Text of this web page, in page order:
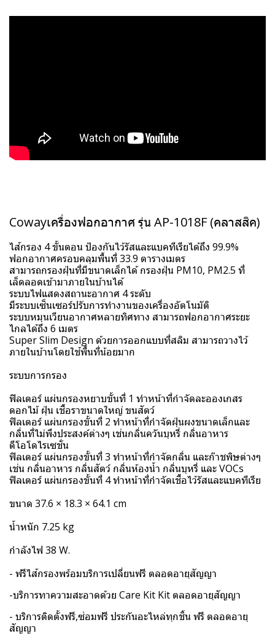
Cowayเครื่องฟอกอากาศ รุ่น AP-1018F (คลาสสิค)
ไส้กรอง 4 ขั้นตอน ป้องกันไว้รัสและแบคทีเรียได้ถึง 99.9%
ฟอกอากาศครอบคลุมพื้นที่ 33.9 ตารางเมตร
สามารถกรองฝุ่นที่มีขนาดเล็กได้ กรองฝุ่น PM10, PM2.5 ที่
เล็ดลอดเข้ามาภายในบ้านได้
ระบบไฟแสดงสถานะอากาศ 4 ระดับ
มีระบบเซ็นเซอร์ปรับการทำงานของเครื่องอัตโนมัติ
ระบบหมุนเวียนอากาศหลายทิศทาง สามารถฟอกอากาศระยะ
ไกลได้ถึง 6 เมตร
Super Slim Design ด้วยการออกแบบที่สลิม สามารถวางไว้
ภายในบ้านโดยใช้พื้นที่น้อยมาก
ระบบการกรอง
ฟิลเตอร์ แผ่นกรองหยาบขั้นที่ 1 ทำหน้าที่กำจัดละอองเกสร
ดอกไม้ ฝุ่น เชื้อราขนาดใหญ่ ขนสัตว์
ฟิลเตอร์ แผ่นกรองขั้นที่ 2 ทำหน้าที่กำจัดฝุ่นผงขนาดเล็กและ
กลิ่นที่ไม่พึงประสงค์ต่างๆ เช่นกลิ่นควันบุหรี่ กลิ่นอาหาร
ดีโอโดไรเซชั่น
ฟิลเตอร์ แผ่นกรองขั้นที่ 3 ทำหน้าที่กำจัดกลิ่น และก๊าชพิษต่างๆ
เช่น กลิ่นอาหาร กลิ่นสัตว์ กลิ่นห้องน้ำ กลิ่นบุหรี่ และ VOCs
ฟิลเตอร์ แผ่นกรองขั้นที่ 4 ทำหน้าที่กำจัดเชื้อไว้รัสและแบคทีเรีย
ขนาด 37.6 × 18.3 × 64.1 cm
น้ำหนัก 7.25 kg
กำลังไฟ 38 W.
- ฟรีไส้กรองพร้อมบริการเปลี่ยนฟรี ตลอดอายุสัญญา
-บริการทาความสะอาดด้วย Care Kit Kit ตลอดอายุสัญญา
- บริการติดตั้งฟรี,ซ่อมฟรี ประกันอะไหล่ทุกชิ้น ฟรี ตลอดอายุ
สัญญา